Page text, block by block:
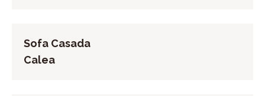
Sofa Casada
Calea